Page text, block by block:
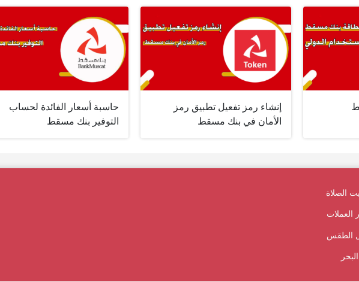
إنشاء رمز تفعيل تطبيق رمز
الأمان في بنك مسقط
حاسبة أسعار الفائدة لحساب
التوفير بنك مسقط
الصلاة
العملات
الطقس